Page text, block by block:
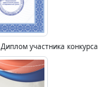
Диплом участника конкурса